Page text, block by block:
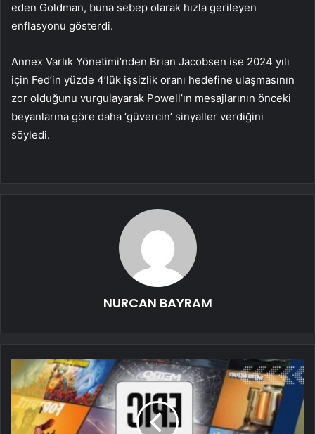
eden Goldman, buna sebep olarak hızla gerileyen
enflasyonu gösterdi.
Annex Varlık Yönetimi’nden Brian Jacobsen ise 2024 yılı
için Fed’in yüzde 4’lük işsizlik oranı hedefine ulaşmasının
zor olduğunu vurgulayarak Powell’ın mesajlarının önceki
beyanlarına göre daha ‘güvercin’ sinyaller verdiğini
söyledi.
NURCAN BAYRAM